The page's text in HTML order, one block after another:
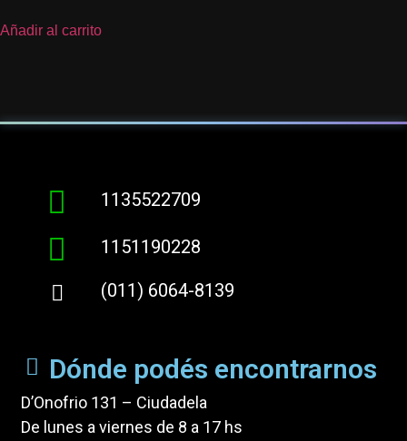
Añadir al carrito
1135522709
1151190228
(011) 6064-8139
Dónde podés encontrarnos
D’Onofrio 131 – Ciudadela
De lunes a viernes de 8 a 17 hs